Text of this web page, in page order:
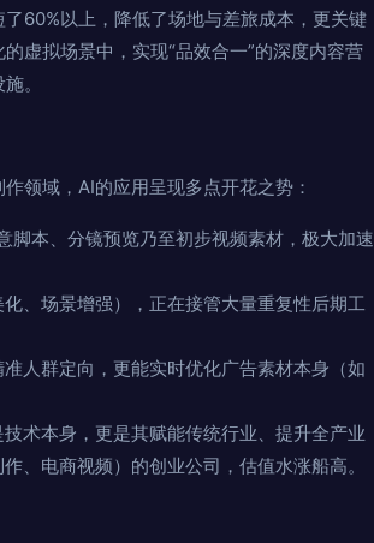
60%以上，降低了场地与差旅成本，更关键
虚拟场景中，实现“品效合一”的深度内容营
。
领域，AI的应用呈现多点开花之势：
脚本、分镜预览乃至初步视频素材，极大加速
、场景增强），正在接管大量重复性后期工
人群定向，更能实时优化广告素材本身（如
术本身，更是其赋能传统行业、提升全产业
、电商视频）的创业公司，估值水涨船高。